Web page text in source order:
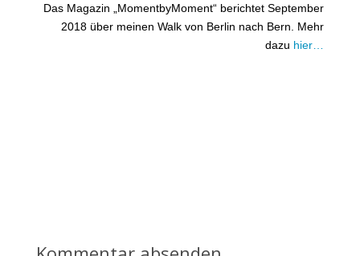
Das Magazin „MomentbyMoment“ berichtet September
2018 über meinen Walk von Berlin nach Bern. Mehr
dazu hier…